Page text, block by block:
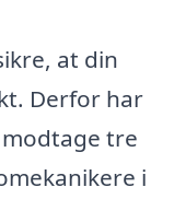
at din
Derfor har
tre
i